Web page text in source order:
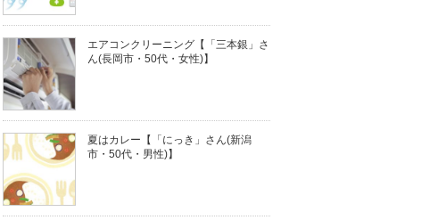
エアコンクリーニング【「三本銀」さ
ん(長岡市・50代・女性)】
夏はカレー【「にっき」さん(新潟
市・50代・男性)】